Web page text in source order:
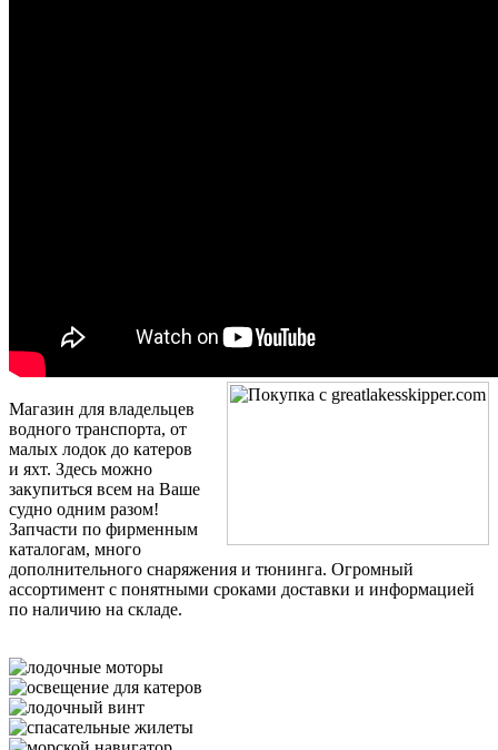
Магазин для владельцев
водного транспорта, от
малых лодок до катеров
и яхт. Здесь можно
закупиться всем на Ваше
судно одним разом!
Запчасти по фирменным
каталогам, много
дополнительного снаряжения и тюнинга. Огромный
ассортимент с понятными сроками доставки и информацией
по наличию на складе.